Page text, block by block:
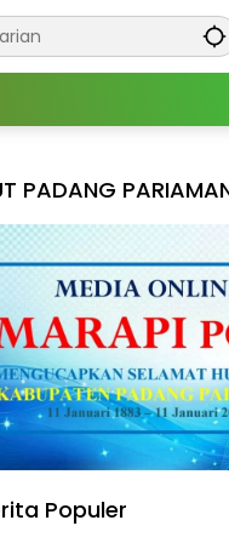
PADANG
Populer